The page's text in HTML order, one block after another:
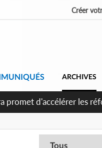
Créer
ARCHIVES
promet d'accélérer les